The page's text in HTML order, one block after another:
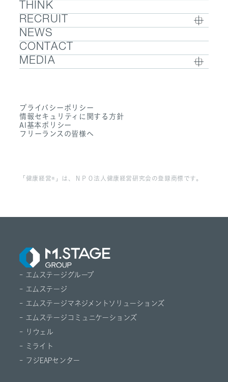
- ウェルビーイング
- 医療人材
- 医業承継M&A
COMPANY TOP / グループ代表挨拶・会社概
要
- グループ企業一覧・事業拠点
- 数字で見るエムステージグループ
THINK
RECRUIT
RECRUIT TOP
- 採用メッセージ
- 社内制度
- 働く環境
- FAQ
NEWS
CONTACT
MEDIA
- Dr. アルなび
プライバシーポリシー
情報セキュリティに関する方針
AI基本ポリシー
フリーランスの皆様へ
「健康経営®」は、ＮＰＯ法人健康経営研究会の登録商標です。
- エムステージグループ
- エムステージ
- エムステージマネジメントソリューションズ
- エムステージコミュニケーションズ
- リウェル
- ミライト
- フジEAPセンター